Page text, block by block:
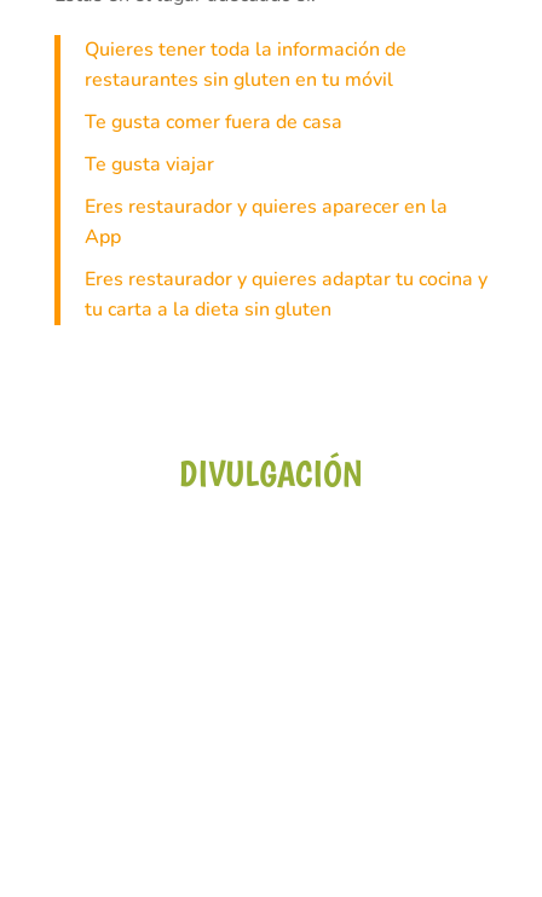
Quieres tener toda la información de
restaurantes sin gluten en tu móvil
Te gusta comer fuera de casa
Te gusta viajar
Eres restaurador y quieres aparecer en la
App
Eres restaurador y quieres adaptar tu cocina y
tu carta a la dieta sin gluten
DIVULGACIÓN